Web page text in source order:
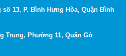
số 13, P. Bình Hưng Hòa, Quận Bình
Trung, Phường 11, Quận Gò